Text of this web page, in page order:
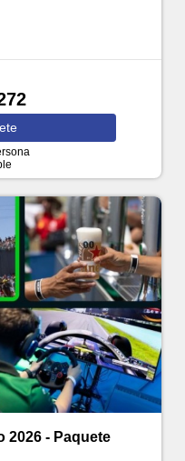
2026 - Paquete